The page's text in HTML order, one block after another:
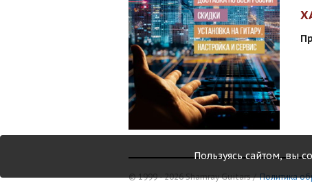
© 1999 - 2026 Shamray Guitars /Политика
Пользуясь сайтом, вы